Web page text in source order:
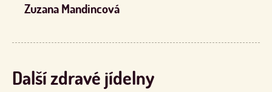
Zuzana Mandincová
Další zdravé jídelny